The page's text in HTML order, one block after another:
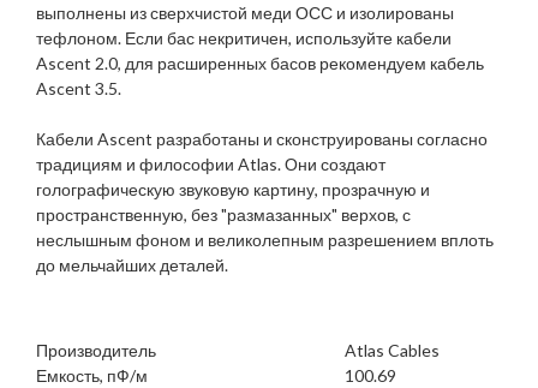
выполнены из сверхчистой меди ОСС и изолированы
тефлоном. Если бас некритичен, используйте кабели
Ascent 2.0, для расширенных басов рекомендуем кабель
Ascent 3.5.
Кабели Ascent разработаны и сконструированы согласно
традициям и философии Atlas. Они создают
голографическую звуковую картину, прозрачную и
пространственную, без "размазанных" верхов, с
неслышным фоном и великолепным разрешением вплоть
до мельчайших деталей.
Производитель
Atlas Cables
Емкость, пФ/м
100.69